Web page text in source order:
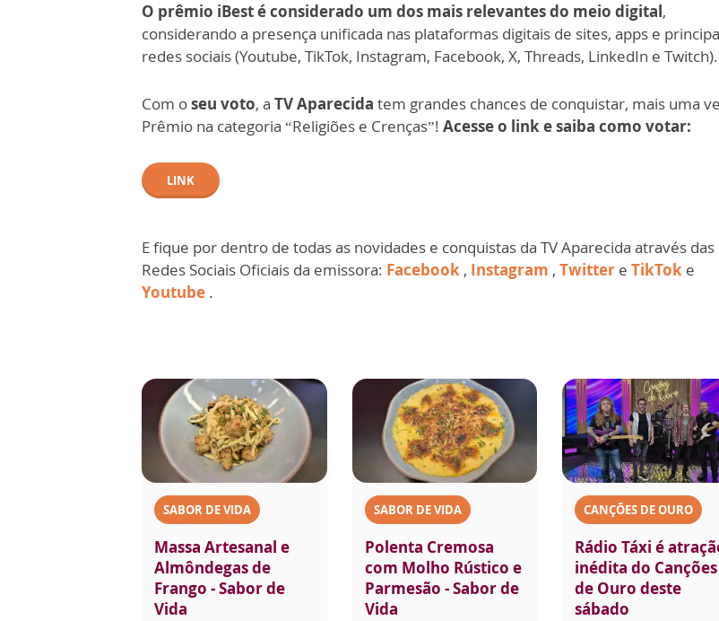
O prêmio iBest é considerado um dos mais relevantes do meio digital,
considerando a presença unificada nas plataformas digitais de sites, apps e
redes sociais (Youtube, TikTok, Instagram, Facebook, X, Threads, LinkedIn e Twitch).
Com oseu voto, a TV Aparecida tem grandes chances de conquistar, mais uma
Prêmio na categoria “Religiões e Crenças”! Acesse o link e saiba como votar:
LINK
E fique por dentro de todas as novidades e conquistas da TV Aparecida através das
Redes Sociais Oficiais da emissora: Facebook , Instagram , Twitter e TikTok e
Youtube .
SABOR DE VIDA
Massa Artesanal e
Almôndegas de
Frango - Sabor de
Vida
SABOR DE VIDA
Polenta Cremosa
com Molho Rústico e
Parmesão - Sabor de
Vida
CANÇÕES DE OURO
Rádio Táxi é
inédita do Canções
de Ouro deste
sábado